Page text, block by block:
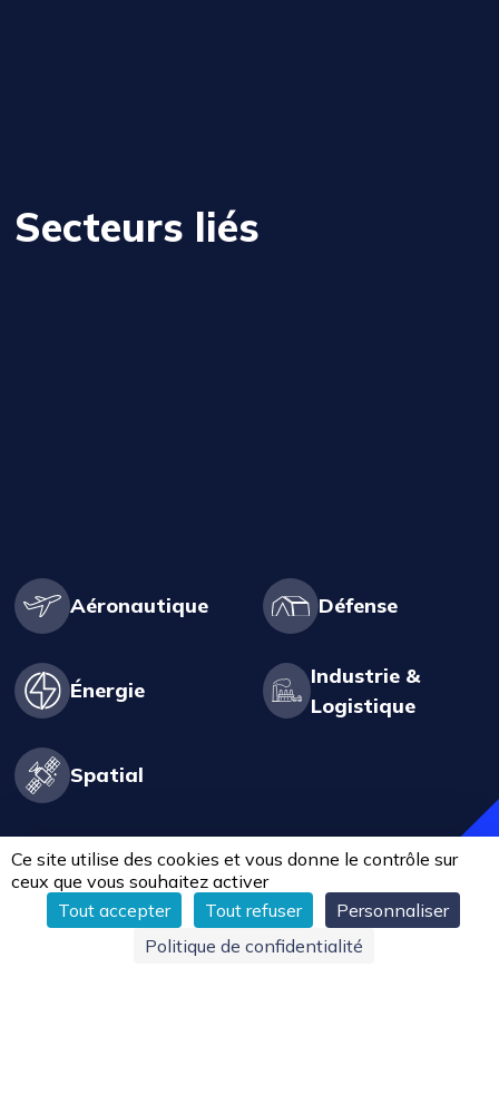
Ce site utilise des cookies et vous donne le contrôle sur
ceux que vous souhaitez activer
Tout accepter
Tout refuser
Personnaliser
Politique de confidentialité
Secteurs liés
Aéronautique Défense
Énergie
Industrie &
Logistique
Spatial